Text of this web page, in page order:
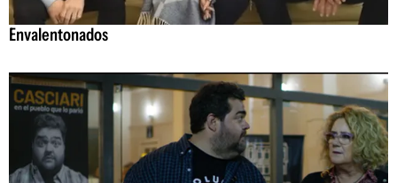
Envalentonados